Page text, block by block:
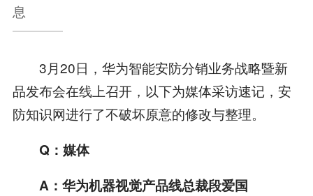
息
3月20日，华为智能安防分销业务战略暨新
品发布会在线上召开，以下为媒体采访速记，安
防知识网进行了不破坏原意的修改与整理。
Q：媒体
A：华为机器视觉产品线总裁段爱国